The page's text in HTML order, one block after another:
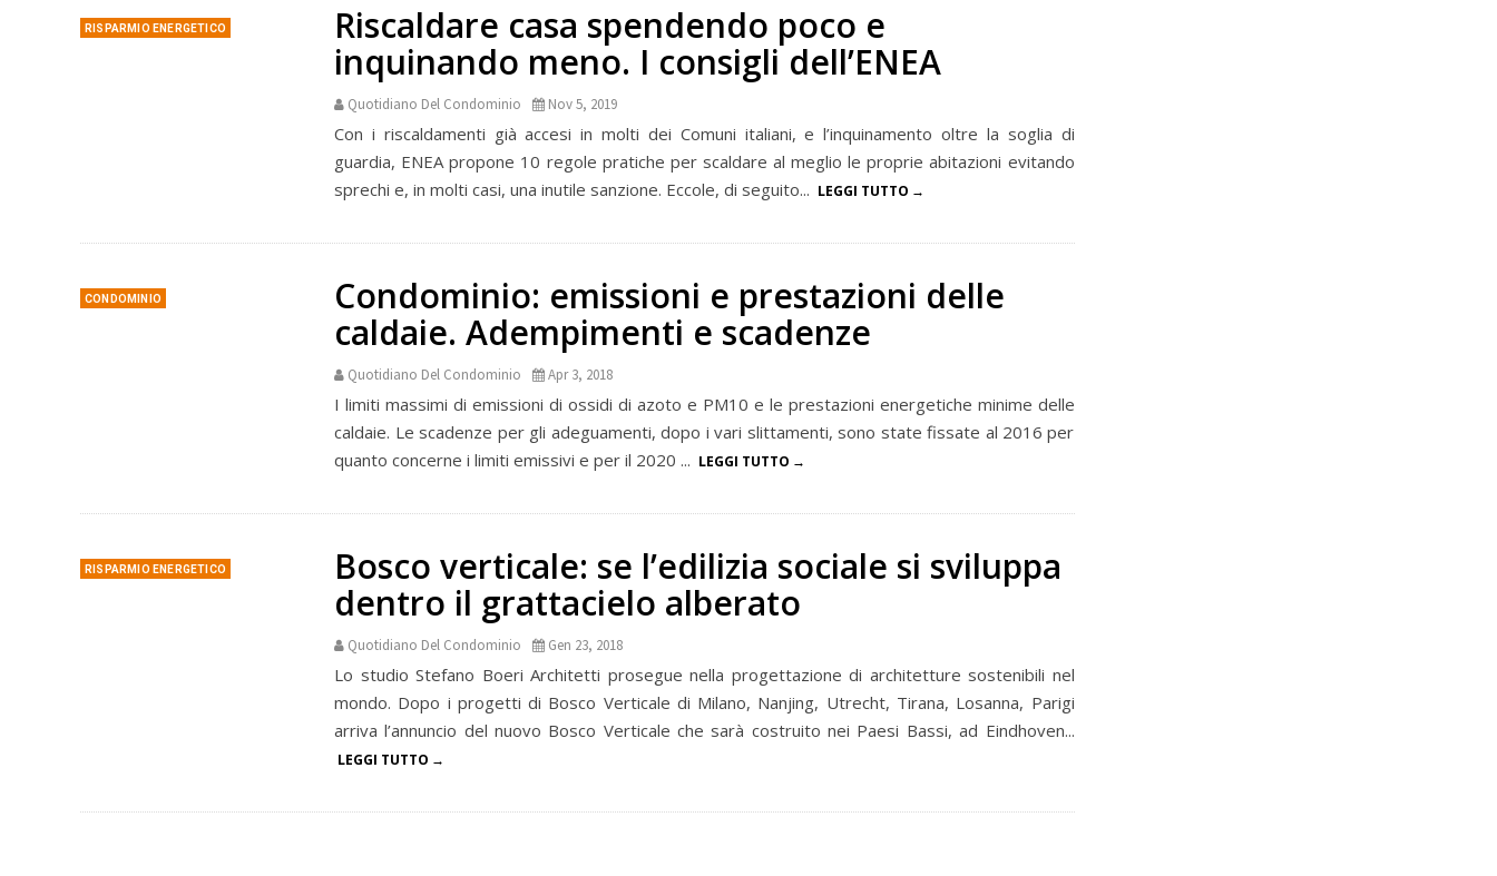
RISPARMIO ENERGETICO
Riscaldare casa spendendo poco e
inquinando meno. I consigli dell’ENEA
Quotidiano Del Condominio Nov 5, 2019
Con i riscaldamenti già accesi in molti dei Comuni italiani, e l’inquinamento oltre la soglia di
guardia, ENEA propone 10 regole pratiche per scaldare al meglio le proprie abitazioni evitando
sprechi e, in molti casi, una inutile sanzione. Eccole, di seguito... LEGGI TUTTO
CONDOMINIO
Condominio: emissioni e prestazioni delle
caldaie. Adempimenti e scadenze
Quotidiano Del Condominio Apr 3, 2018
I limiti massimi di emissioni di ossidi di azoto e PM10 e le prestazioni energetiche minime delle
caldaie. Le scadenze per gli adeguamenti, dopo i vari slittamenti, sono state fissate al 2016 per
quanto concerne i limiti emissivi e per il 2020 ... LEGGI TUTTO
RISPARMIO ENERGETICO
Bosco verticale: se l’edilizia sociale si sviluppa
dentro il grattacielo alberato
Quotidiano Del Condominio Gen 23, 2018
Lo studio Stefano Boeri Architetti prosegue nella progettazione di architetture sostenibili nel
mondo. Dopo i progetti di Bosco Verticale di Milano, Nanjing, Utrecht, Tirana, Losanna, Parigi
arriva l’annuncio del nuovo Bosco Verticale che sarà costruito nei Paesi Bassi, ad Eindhoven...
LEGGI TUTTO